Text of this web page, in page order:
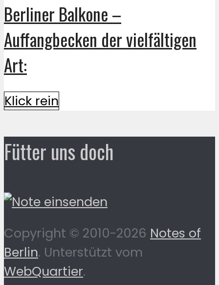
Berliner Balkone –
Auffangbecken der vielfältigen
Art:
Klick rein
Fütter uns doch
Copyright © 2010-2026 Notes of
Berlin. Unterstützt vom
WebQuartier.